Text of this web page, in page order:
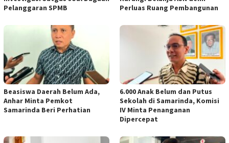
Pelanggaran SPMB
Perluas Ruang Pembangunan
Beasiswa Daerah Belum Ada,
Anhar Minta Pemkot
Samarinda Beri Perhatian
6.000 Anak Belum dan Putus
Sekolah di Samarinda, Komisi
IV Minta Penanganan
Dipercepat